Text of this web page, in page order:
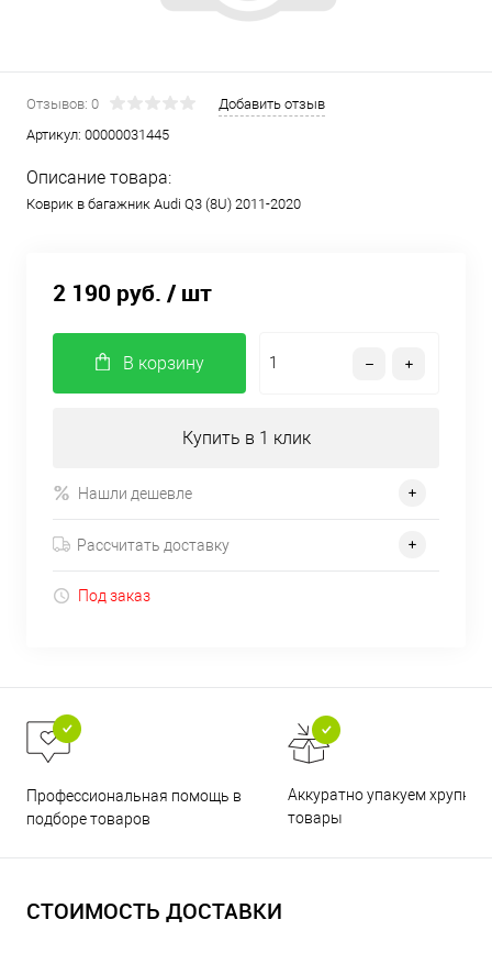
Отзывов: 0
Добавить отзыв
Артикул: 00000031445
Описание товара:
Коврик в багажник Audi Q3 (8U) 2011-2020
2 190 руб. / шт
В корзину
Купить в 1 клик
Нашли дешевле
Рассчитать доставку
Под заказ
Профессиональная помощь в
подборе товаров
Аккуратно упакуем хрупкие
товары
СТОИМОСТЬ ДОСТАВКИ